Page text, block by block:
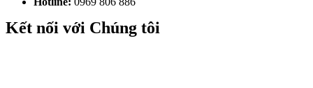
Kết nối với Chúng tôi